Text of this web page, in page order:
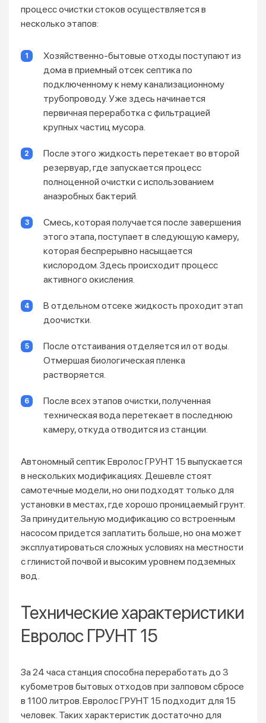
процесс очистки стоков осуществляется в
несколько этапов:
Хозяйственно-бытовые отходы поступают из
дома в приемный отсек септика по
подключенному к нему канализационному
трубопроводу. Уже здесь начинается
первичная переработка с фильтрацией
крупных частиц мусора.
После этого жидкость перетекает во второй
резервуар, где запускается процесс
полноценной очистки с использованием
анаэробных бактерий.
Смесь, которая получается после завершения
этого этапа, поступает в следующую камеру,
которая беспрерывно насыщается
кислородом. Здесь происходит процесс
активного окисления.
В отдельном отсеке жидкость проходит этап
доочистки.
После отстаивания отделяется ил от воды.
Отмершая биологическая пленка
растворяется.
После всех этапов очистки, полученная
техническая вода перетекает в последнюю
камеру, откуда отводится из станции.
Автономный септик Евролос ГРУНТ 15 выпускается
в нескольких модификациях. Дешевле стоят
самотечные модели, но они подходят только для
установки в местах, где хорошо проницаемый грунт.
За принудительную модификацию со встроенным
насосом придется заплатить больше, но она может
эксплуатироваться сложных условиях на местности
с глинистой почвой и высоким уровнем подземных
вод.
Технические характеристики
Евролос ГРУНТ 15
За 24 часа станция способна переработать до 3
кубометров бытовых отходов при залповом сбросе
в 1100 литров. Евролос ГРУНТ 15 подходит для 15
человек. Таких характеристик достаточно для